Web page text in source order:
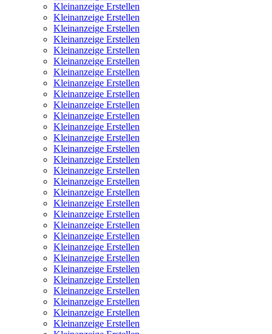
Kleinanzeige Erstellen
Kleinanzeige Erstellen
Kleinanzeige Erstellen
Kleinanzeige Erstellen
Kleinanzeige Erstellen
Kleinanzeige Erstellen
Kleinanzeige Erstellen
Kleinanzeige Erstellen
Kleinanzeige Erstellen
Kleinanzeige Erstellen
Kleinanzeige Erstellen
Kleinanzeige Erstellen
Kleinanzeige Erstellen
Kleinanzeige Erstellen
Kleinanzeige Erstellen
Kleinanzeige Erstellen
Kleinanzeige Erstellen
Kleinanzeige Erstellen
Kleinanzeige Erstellen
Kleinanzeige Erstellen
Kleinanzeige Erstellen
Kleinanzeige Erstellen
Kleinanzeige Erstellen
Kleinanzeige Erstellen
Kleinanzeige Erstellen
Kleinanzeige Erstellen
Kleinanzeige Erstellen
Kleinanzeige Erstellen
Kleinanzeige Erstellen
Kleinanzeige Erstellen